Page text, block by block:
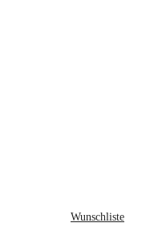
Wunschliste